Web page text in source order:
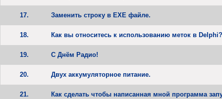
17. Заменить строку в EXE файле.
18. Как вы относитесь к использованию меток в Delphi?
19. С Днём Радио!
20. Двух аккумуляторное питание.
21. Как сделать чтобы написанная мной программа